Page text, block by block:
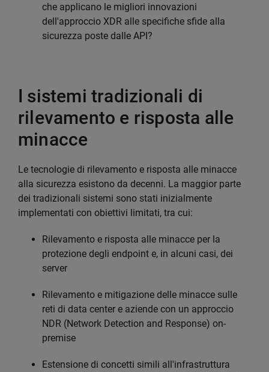
che applicano le migliori innovazioni
dell'approccio XDR alle specifiche sfide alla
sicurezza poste dalle API?
I sistemi tradizionali di
rilevamento e risposta alle
minacce
Le tecnologie di rilevamento e risposta alle minacce
alla sicurezza esistono da decenni. La maggior parte
dei tradizionali sistemi sono stati inizialmente
implementati con obiettivi limitati, tra cui:
Rilevamento e risposta alle minacce per la
protezione degli endpoint e, in alcuni casi, dei
server
Rilevamento e mitigazione delle minacce sulle
reti di data center e aziende con un approccio
NDR (Network Detection and Response) on-
premise
Estensione di concetti simili all'infrastruttura